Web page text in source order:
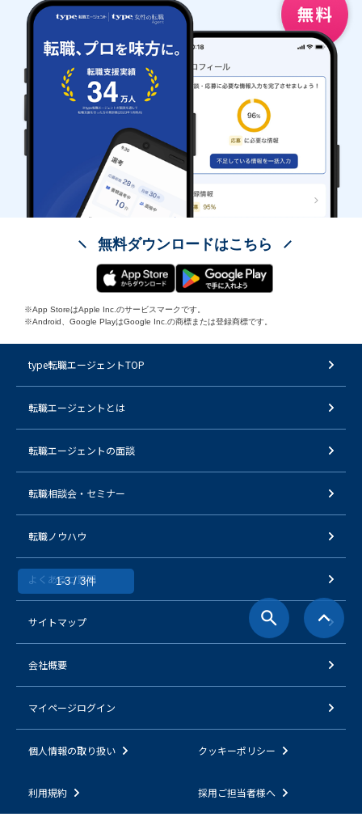
1-3 / 3件
無料ダウンロードはこちら
※App StoreはApple Inc.のサービスマークです。
※Android、Google PlayはGoogle Inc.の商標または登録商標です。
type転職エージェントTOP
転職エージェントとは
転職エージェントの面談
転職相談会・セミナー
転職ノウハウ
よくあるご質問
サイトマップ
会社概要
マイページログイン
個人情報の取り扱い クッキーポリシー
利用規約 採用ご担当者様へ